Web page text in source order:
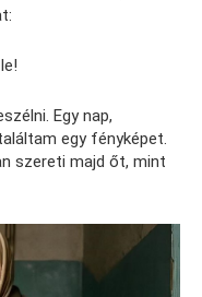
Egy nap,
egy fényképet.
szereti majd őt, mint